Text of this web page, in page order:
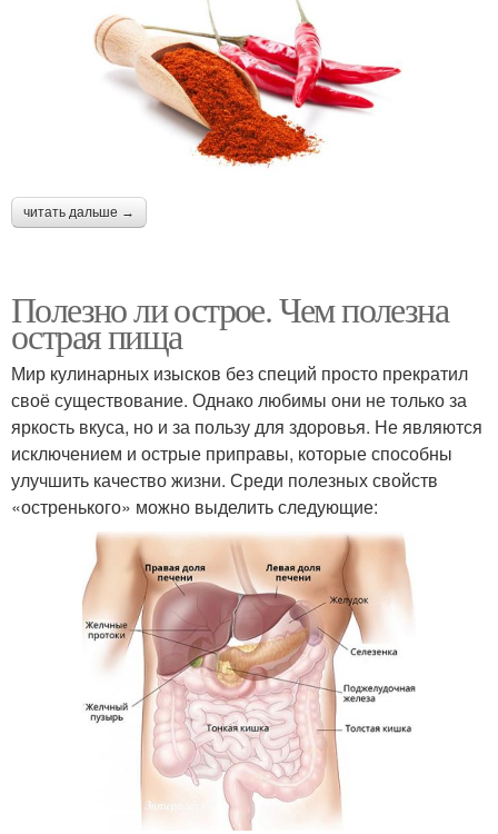
читать дальше →
Полезно ли острое. Чем полезна
острая пища
Мир кулинарных изысков без специй просто прекратил
своё существование. Однако любимы они не только за
яркость вкуса, но и за пользу для здоровья. Не являются
исключением и острые приправы, которые способны
улучшить качество жизни. Среди полезных свойств
«остренького» можно выделить следующие: